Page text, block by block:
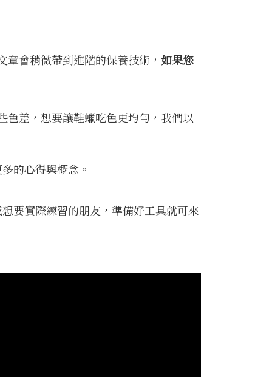
會稍微帶到進階的保養技術， 如果您
色差，想要讓鞋蠟吃色更均勻，我們以
的心得與概念。
要實際練習的朋友，準備好工具就可來